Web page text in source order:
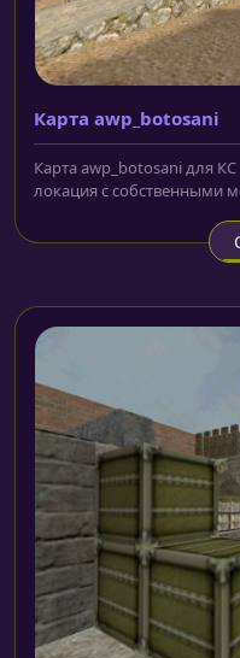
Карта awp_botosani
Карта awp_botosani для КС
локация с собственными